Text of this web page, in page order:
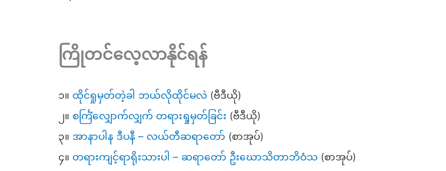
ကြိုတင်လေ့လာနိုင်ရန်
၁။ ထိုင်ရှုမှတ်တဲ့ခါ ဘယ်လိုထိုင်မလဲ (ဗီဒီယို)
၂။ စင်္ကြံလျှောက်လျှက် တရားရှုမှတ်ခြင်း (ဗီဒီယို)
၃။ အာနာပါန ဒီပနီ – လယ်တီဆရာတော် (စာအုပ်)
၄။ တရားကျင့်ရာရိုးသားပါ – ဆရာတော် ဦးဃောသိတာဘိဝံသ (စာအုပ်)